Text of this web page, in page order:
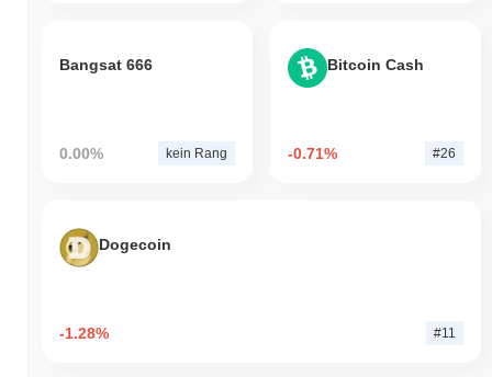
Bangsat 666
0.00% kein Rang
Bitcoin Cash
-0.71% #26
Dogecoin
-1.28% #11